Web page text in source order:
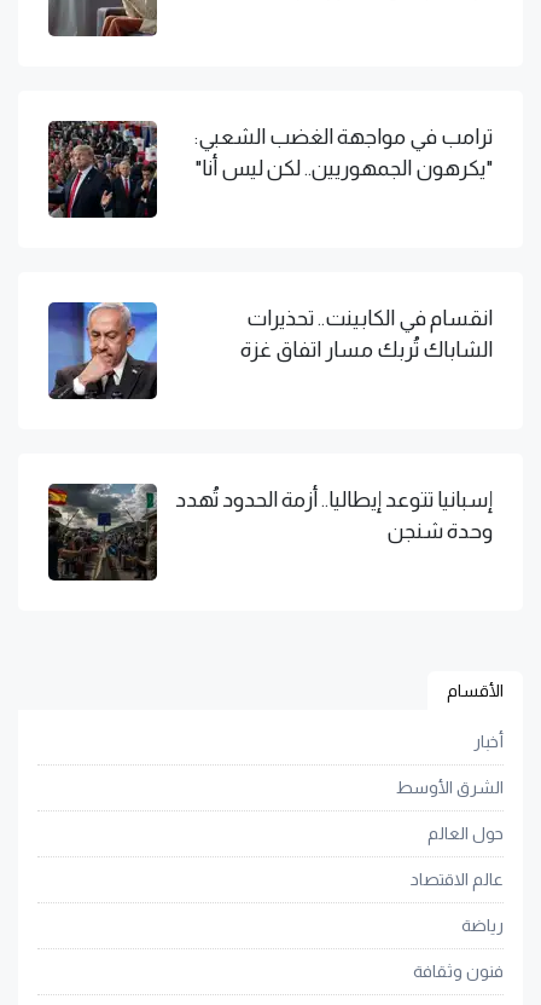
ترامب في مواجهة الغضب الشعبي:
"يكرهون الجمهوريين.. لكن ليس أنا"
انقسام في الكابينت.. تحذيرات
الشاباك تُربك مسار اتفاق غزة
إسبانيا تتوعد إيطاليا.. أزمة الحدود تُهدد
وحدة شنجن
الأقسام
أخبار
الشرق الأوسط
حول العالم
عالم الاقتصاد
رياضة
فنون وثقافة